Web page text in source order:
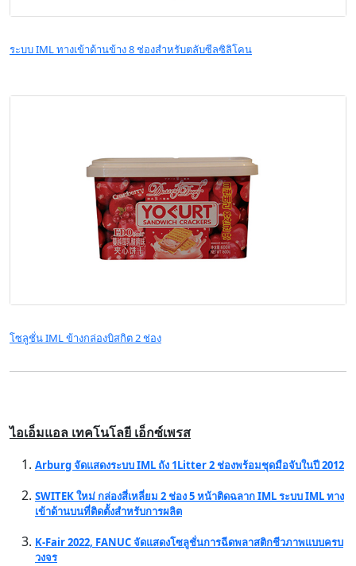
ระบบ IML ทางเข้าด้านข้าง 8 ช่องสำหรับตลับซีลซิลิโคน
โซลูชั่น IML ข้างกล่องบิสกิต 2 ช่อง
ไอเอ็มแอล เทคโนโลยี เอ็กซ์เพรส
Arburg จัดแสดงระบบ IML ถัง 1Litter 2 ช่องพร้อมชุดมือจับในปี 2012
SWITEK ใหม่ กล่องสี่เหลี่ยม 2 ช่อง 5 หน้าติดฉลาก IML ระบบ IML ทาง
เข้าด้านบนที่ติดตั้งสำหรับการผลิต
K-Fair 2022, FANUC จัดแสดงโซลูชั่นการฉีดพลาสติกชีวภาพแบบครบ
วงจร